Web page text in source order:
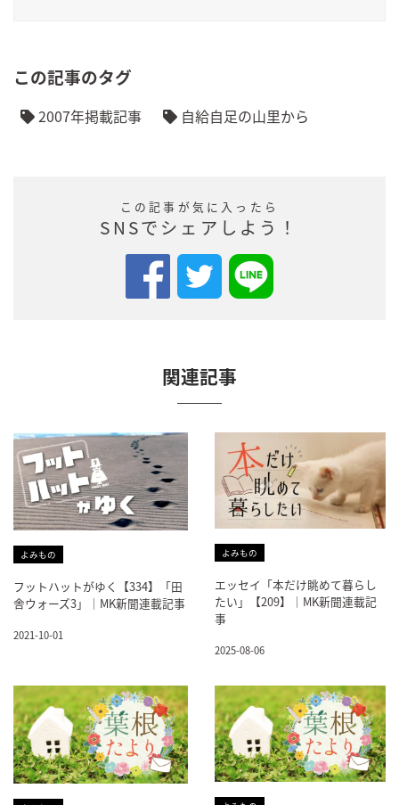
この記事のタグ
2007年掲載記事 自給自足の山里から
この記事が気に入ったら
SNSでシェアしよう！
関連記事
よみもの
フットハットがゆく【334】「田
舎ウォーズ3」｜MK新聞連載記事
2021-10-01
よみもの
エッセイ「本だけ眺めて暮らし
たい」【209】｜MK新聞連載記
事
2025-08-06